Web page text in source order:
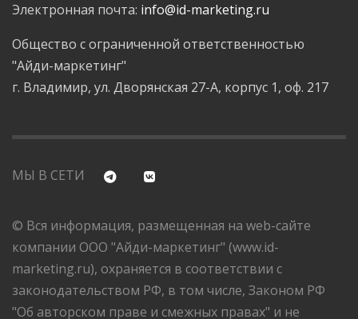
Электронная почта: info@id-marketing.ru
Общество с ограниченной ответственностью
"Айди-маркетинг"
г. Владимир, ул. Дворянская 27-А, корпус 1, оф. 217
МЫ В СЕТИ
© Вся информация, размещенная на web-сайте
компании ООО "Айди-маркетинг" (www.id-
marketing.ru), охраняется в соответствии с
законодательством РФ, в том числе, Законом РФ
"Об авторском праве и смежных правах" и не